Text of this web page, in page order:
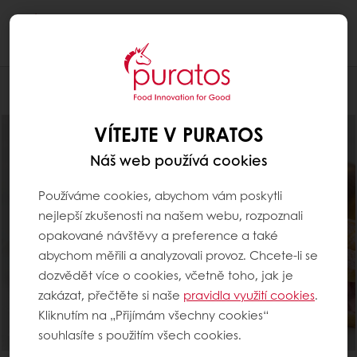
VÍTEJTE V PURATOS
Náš web používá cookies
Používáme cookies, abychom vám poskytli
nejlepší zkušenosti na našem webu, rozpoznali
opakované návštěvy a preference a také
abychom měřili a analyzovali provoz. Chcete-li se
dozvědět více o cookies, včetně toho, jak je
zakázat, přečtěte si naše pravidla využití cookies.
Kliknutím na „Přijímám všechny cookies“
souhlasíte s použitím všech cookies.